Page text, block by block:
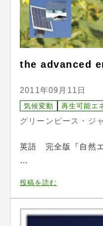
the advanced
2011年09月11日
気候変動 再生可能エ
グリーンピース・ジ
英語 完全版『自然エ
…
投稿を読む